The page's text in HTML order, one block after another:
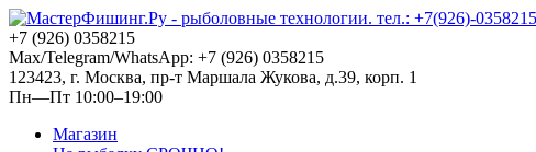
+7 (926) 0358215
Max/Telegram/WhatsApp: +7 (926) 0358215
123423, г. Москва, пр-т Маршала Жукова, д.39, корп. 1
Пн—Пт 10:00–19:00
Магазин